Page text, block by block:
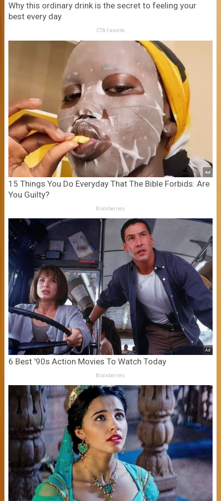
Why this ordinary drink is the secret to feeling your
best every day
CTA Favorite
15 Things You Do Everyday That The Bible Forbids: Are
You Guilty?
Brainberries
6 Best '90s Action Movies To Watch Today
Brainberries